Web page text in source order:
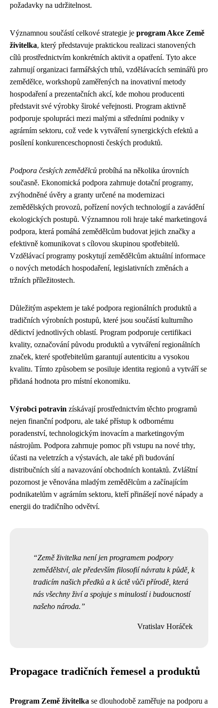
požadavky na udržitelnost.
Významnou součástí celkové strategie je program Akce Země
živitelka, který představuje praktickou realizaci stanovených
cílů prostřednictvím konkrétních aktivit a opatření. Tyto akce
zahrnují organizaci farmářských trhů, vzdělávacích seminářů pro
zemědělce, workshopů zaměřených na inovativní metody
hospodaření a prezentačních akcí, kde mohou producenti
představit své výrobky široké veřejnosti. Program aktivně
podporuje spolupráci mezi malými a středními podniky v
agrárním sektoru, což vede k vytváření synergických efektů a
posílení konkurenceschopnosti českých produktů.
Podpora českých zemědělců probíhá na několika úrovních
současně. Ekonomická podpora zahrnuje dotační programy,
zvýhodněné úvěry a granty určené na modernizaci
zemědělských provozů, pořízení nových technologií a zavádění
ekologických postupů. Významnou roli hraje také marketingová
podpora, která pomáhá zemědělcům budovat jejich značky a
efektivně komunikovat s cílovou skupinou spotřebitelů.
Vzdělávací programy poskytují zemědělcům aktuální informace
o nových metodách hospodaření, legislativních změnách a
tržních příležitostech.
Důležitým aspektem je také podpora regionálních produktů a
tradičních výrobních postupů, které jsou součástí kulturního
dědictví jednotlivých oblastí. Program podporuje certifikaci
kvality, označování původu produktů a vytváření regionálních
značek, které spotřebitelům garantují autenticitu a vysokou
kvalitu. Tímto způsobem se posiluje identita regionů a vytváří se
přidaná hodnota pro místní ekonomiku.
Výrobci potravin získávají prostřednictvím těchto programů
nejen finanční podporu, ale také přístup k odbornému
poradenství, technologickým inovacím a marketingovým
nástrojům. Podpora zahrnuje pomoc při vstupu na nové trhy,
účasti na veletrzích a výstavách, ale také při budování
distribučních sítí a navazování obchodních kontaktů. Zvláštní
pozornost je věnována mladým zemědělcům a začínajícím
podnikatelům v agrárním sektoru, kteří přinášejí nové nápady a
energii do tradičního odvětví.
Země živitelka není jen programem podpory
zemědělství, ale především filosofií návratu k půdě, k
tradicím našich předků a k úctě vůči přírodě, která
nás všechny živí a spojuje s minulostí i budoucností
našeho národa.
Vratislav Horáček
Propagace tradičních řemesel a produktů
Program Země živitelka se dlouhodobě zaměřuje na podporu a